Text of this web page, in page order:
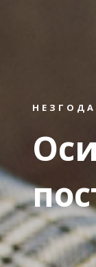
НЕЗГОДА